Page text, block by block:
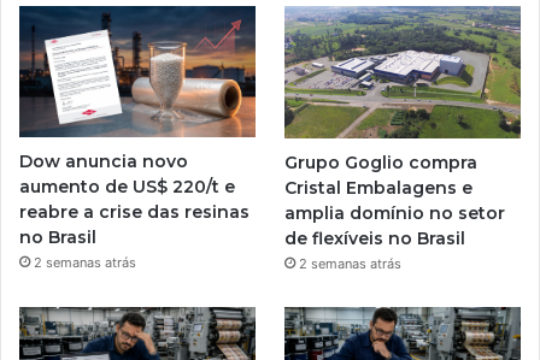
Dow anuncia novo
aumento de US$ 220/t e
reabre a crise das resinas
no Brasil
2 semanas atrás
Grupo Goglio compra
Cristal Embalagens e
amplia domínio no setor
de flexíveis no Brasil
2 semanas atrás